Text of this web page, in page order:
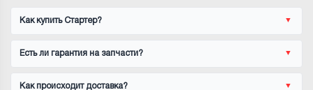
Как купить Стартер?
Есть ли гарантия на запчасти?
Как происходит доставка?